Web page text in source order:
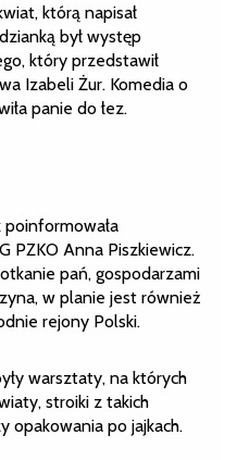
którą napisał
był występ
który przedstawił
Izabeli Żur. Komedia o
panie do łez.
poinformowała
PZKO Anna Piszkiewicz.
pań, gospodarzami
w planie jest również
rejony Polski.
warsztaty, na których
stroiki z takich
opakowania po jajkach.